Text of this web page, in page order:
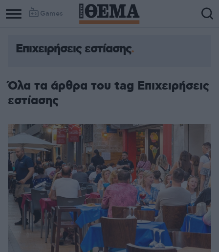
Games
Επιχειρήσεις εστίασης
Όλα τα άρθρα του tag Επιχειρήσεις
εστίασης